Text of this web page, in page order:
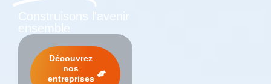
Construisons l'avenir
ensemble
Découvrez
nos
entreprises